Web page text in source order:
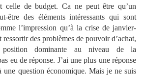
celle de budget. Ca ne peut être qu’un
être des éléments intéressants qui sont
l’impression qu’à la crise de janvier-
des problèmes de pouvoir d’achat,
dominante au niveau de la
eu de réponse. J’ai une plus une réponse
une question économique. Mais je ne suis